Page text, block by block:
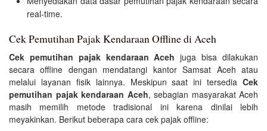
real-time.
Cek Pemutihan Pajak Kendaraan Offline di Aceh
Cek pemutihan pajak kendaraan Aceh juga bisa dilakukan
secara offline dengan mendatangi kantor Samsat Aceh atau
melalui layanan fisik lainnya. Meskipun saat ini tersedia Cek
pemutihan pajak kendaraan Aceh, sebagian masyarakat Aceh
masih memilih metode tradisional ini karena dinilai lebih
meyakinkan. Berikut beberapa cara cek pajak offline: